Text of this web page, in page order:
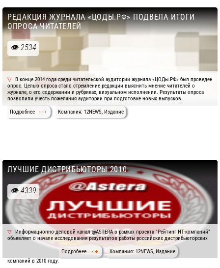
РЕДАКЦИЯ ЖУРНАЛА «ЦОДЫ.РФ» ПОДВЕЛА ИТОГИ
ОПРОСА ЧИТАТЕЛЕЙ
2534
В конце 2014 года среди читательской аудитории журнала «ЦОДы.РФ» был проведен
опрос. Целью опроса стало стремление редакции выяснить мнение читателей о
журнале, о его содержании и рубриках, визуальном исполнении. Результаты опроса
позволили учесть пожелания аудитории при подготовке новых выпусков.
Подробнее Компания: 12NEWS, Издание
ЛУЧШИЕ ДИСТРИБЬЮТОРЫ 2010
4339
Информационно-деловой канал @ASTERA в рамках проекта "Рейтинг ИТ-компаний"
объявляет о начале исследования результатов работы российских дистрибьюторских
компаний в 2010 году.
Подробнее Компания: 12NEWS, Издание